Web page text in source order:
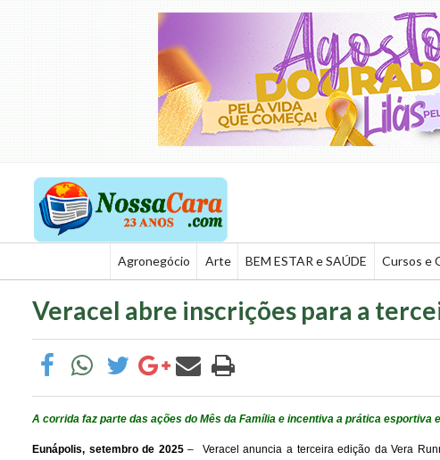
Agronegócio Arte BEM ESTAR e SAÚDE Cursos e
Veracel abre inscrições para a
A corrida faz parte das ações do Mês da Família e incentiva a prática
Eunápolis, setembro de 2025–
Veracel anuncia a terceira edição da Vera